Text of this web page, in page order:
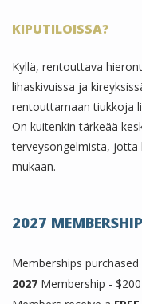
KIPUTILOISSA?
Kyllä, rentouttava
lihaskivuissa ja
rentouttamaan tiukkoja
On kuitenkin tärkeää
terveysongelmista, jotta
mukaan.
2027 MEMBERSHIP
Memberships
2027 Membership - $200